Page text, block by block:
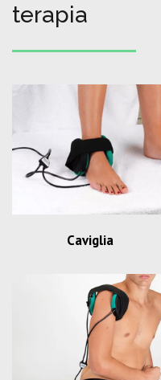
terapia
Caviglia